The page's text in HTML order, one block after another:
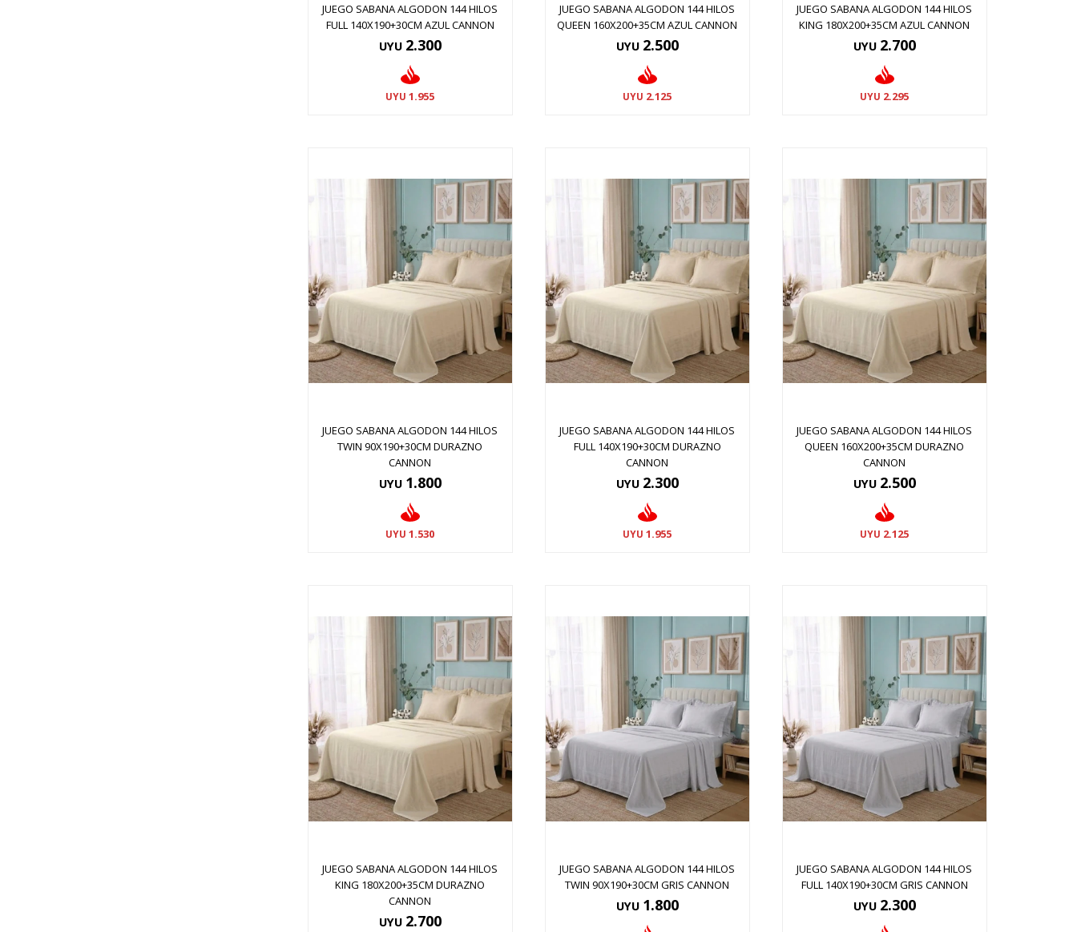
JUEGO SABANA ALGODON 144 HILOS
FULL 140X190+30CM AZUL CANNON
UYU 2.300
UYU 1.955
JUEGO SABANA ALGODON 144 HILOS
QUEEN 160X200+35CM AZUL CANNON
UYU 2.500
UYU 2.125
JUEGO SABANA ALGODON 144 HILOS
KING 180X200+35CM AZUL CANNON
UYU 2.700
UYU 2.295
JUEGO SABANA ALGODON 144 HILOS
TWIN 90X190+30CM DURAZNO
CANNON
UYU 1.800
UYU 1.530
JUEGO SABANA ALGODON 144 HILOS
FULL 140X190+30CM DURAZNO
CANNON
UYU 2.300
UYU 1.955
JUEGO SABANA ALGODON 144 HILOS
QUEEN 160X200+35CM DURAZNO
CANNON
UYU 2.500
UYU 2.125
JUEGO SABANA ALGODON 144 HILOS
KING 180X200+35CM DURAZNO
CANNON
UYU 2.700
JUEGO SABANA ALGODON 144 HILOS
TWIN 90X190+30CM GRIS CANNON
UYU 1.800
JUEGO SABANA ALGODON 144 HILOS
FULL 140X190+30CM GRIS CANNON
UYU 2.300